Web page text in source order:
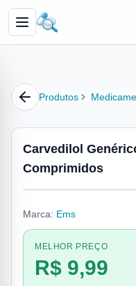
Produtos
Carvedilol
Comprimidos
Marca: Ems
MELHOR PREÇO
R$ 9,99